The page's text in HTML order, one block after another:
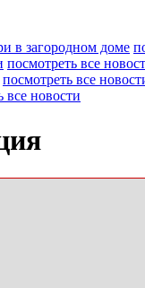
в загородном доме
посмотреть все
посмотреть все
все новости